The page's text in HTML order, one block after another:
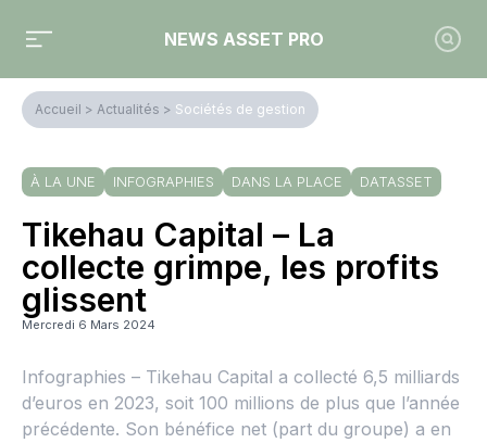
NEWS ASSET PRO
Accueil > Actualités > Sociétés de gestion
À LA UNE INFOGRAPHIES DANS LA PLACE DATASSET
Tikehau Capital – La
collecte grimpe, les profits
glissent
Mercredi 6 Mars 2024
Infographies – Tikehau Capital a collecté 6,5 milliards
d’euros en 2023, soit 100 millions de plus que l’année
précédente. Son bénéfice net (part du groupe) a en